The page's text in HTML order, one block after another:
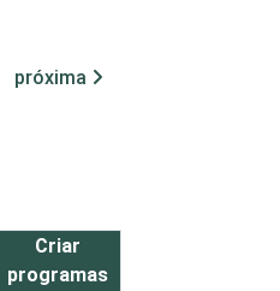
próxima
Criar
programas